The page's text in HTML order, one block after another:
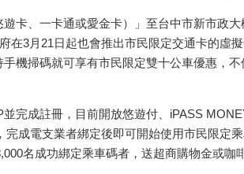
卡、一卡通或愛金卡）」至台中市新市政
在3月21日起也會推出市民限定交通卡的虛
機掃碼就可享有市民限定雙十公車優惠，
並完成註冊，目前開放悠遊付、 iPASS
完成電支業者綁定後即可開始使用市民限定
名成功綁定乘車碼者，送超商購物金或咖